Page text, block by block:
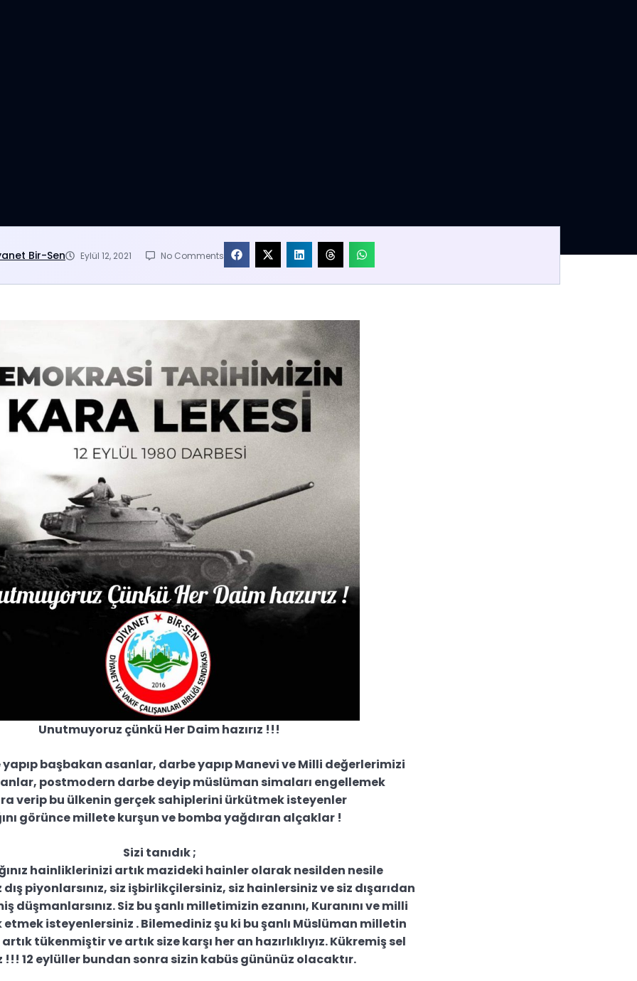
Bir-Sen Eylül 12, 2021 No Comments
Unutmuyoruz çünkü Her Daim hazırız !!!
başbakan asanlar, darbe yapıp Manevi ve Milli değerlerimizi
postmodern darbe deyip müslüman simaları engellemek
verip bu ülkenin gerçek sahiplerini ürkütmek isteyenler
görünce millete kurşun ve bomba yağdıran alçaklar !
Sizi tanıdık ;
hainliklerinizi artık mazideki hainler olarak nesilden nesile
piyonlarsınız, siz işbirlikçilersiniz, siz hainlersiniz ve siz dışarıdan
düşmanlarsınız. Siz bu şanlı milletimizin ezanını, Kuranını ve milli
isteyenlersiniz . Bilemediniz şu ki bu şanlı Müslüman milletin
tükenmiştir ve artık size karşı her an hazırlıklıyız. Kükremiş sel
!!! 12 eylüller bundan sonra sizin kabüs gününüz olacaktır.